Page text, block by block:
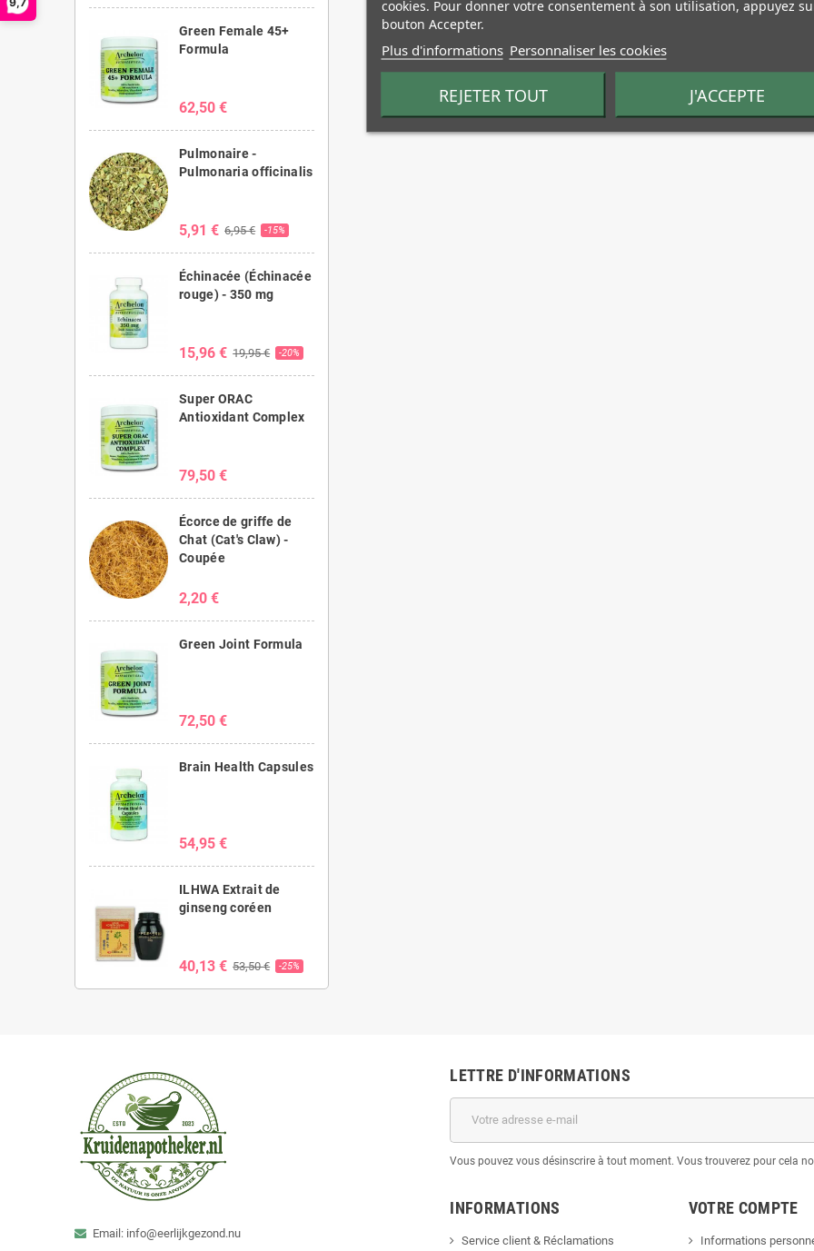
Green Female 45+
Formula
62,50 €
Pulmonaire -
Pulmonaria officinalis
5,91 € 6,95 € -15%
Échinacée (Échinacée
rouge) - 350 mg
15,96 € 19,95 € -20%
Super ORAC
Antioxidant Complex
79,50 €
Écorce de griffe de
Chat (Cat's Claw) -
Coupée
2,20 €
Green Joint Formula
72,50 €
Brain Health Capsules
54,95 €
ILHWA Extrait de
ginseng coréen
40,13 € 53,50 € -25%
Email: info@eerlijkgezond.nu
LETTRE D'INFORMATIONS
Vous pouvez vous désinscrire à tout moment. Vous trouverez pour cela
INFORMATIONS
Service client & Réclamations
VOTRE COMPTE
Informations
cookies. Pour donner votre consentement à son utilisation, appuyez
bouton Accepter.
Plus d'informations Personnaliser les cookies
REJETER TOUT J'ACCEPTE